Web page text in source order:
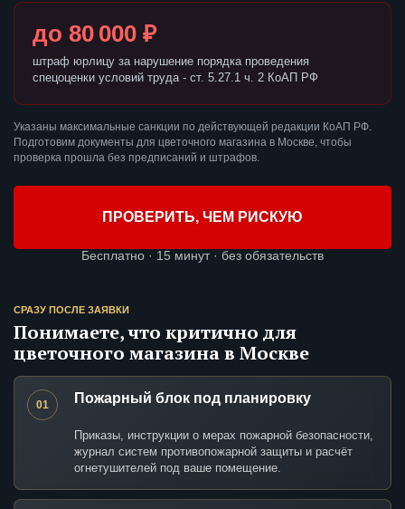
до 80 000 ₽
штраф юрлицу за нарушение порядка проведения
спецоценки условий труда - ст. 5.27.1 ч. 2 КоАП РФ
Указаны максимальные санкции по действующей редакции КоАП РФ.
Подготовим документы для цветочного магазина в Москве, чтобы
проверка прошла без предписаний и штрафов.
ПРОВЕРИТЬ, ЧЕМ РИСКУЮ
Бесплатно · 15 минут · без обязательств
СРАЗУ ПОСЛЕ ЗАЯВКИ
Понимаете, что критично для
цветочного магазина в Москве
01 Пожарный блок под планировку
Приказы, инструкции о мерах пожарной безопасности,
журнал систем противопожарной защиты и расчёт
огнетушителей под ваше помещение.